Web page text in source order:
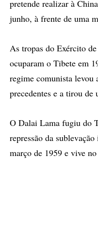
pretende realizar à
junho, à frente de uma
As tropas do Exército
ocuparam o Tibete em
regime comunista levou
precedentes e a tirou de
O Dalai Lama fugiu do
repressão da
março de 1959 e vive